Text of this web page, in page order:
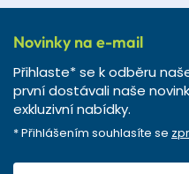
Novinky na e-mail
Přihlaste* se k odběru
první dostávali naše
exkluzivní nabídky.
* Přihlášením souhlasíte se